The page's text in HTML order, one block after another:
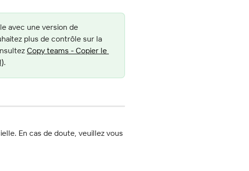
avec une version de
plus de contrôle sur la
Copy teams - Copier le
.
En cas de doute, veuillez vous